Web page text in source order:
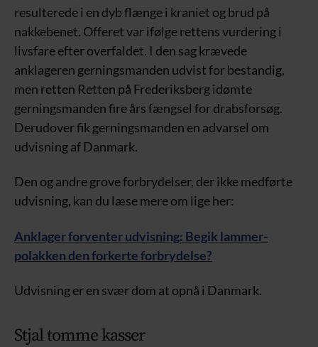
resulterede i en dyb flænge i kraniet og brud på
nakkebenet. Offeret var ifølge rettens vurdering i
livsfare efter overfaldet. I den sag krævede
anklageren gerningsmanden udvist for bestandig,
men retten Retten på Frederiksberg idømte
gerningsmanden fire års fængsel for drabsforsøg.
Derudover fik gerningsmanden en advarsel om
udvisning af Danmark.
Den og andre grove forbrydelser, der ikke medførte
udvisning, kan du læse mere om lige her:
Anklager forventer udvisning: Begik lammer-
polakken den forkerte forbrydelse?
Udvisning er en svær dom at opnå i Danmark.
Stjal tomme kasser